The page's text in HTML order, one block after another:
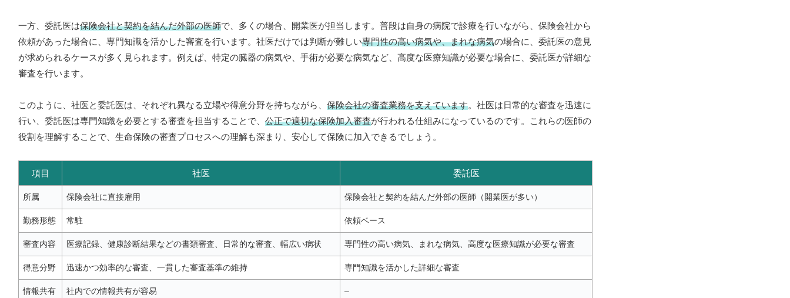
一方、委託医は保険会社と契約を結んだ外部の医師で、多くの場合、開業医が担当します。普段は自身の病院で診療を行いながら、保険会社から
依頼があった場合に、専門知識を活かした審査を行います。社医だけでは判断が難しい専門性の高い病気や、まれな病気の場合に、委託医の意見
が求められるケースが多く見られます。例えば、特定の臓器の病気や、手術が必要な病気など、高度な医療知識が必要な場合に、委託医が詳細な
審査を行います。
このように、社医と委託医は、それぞれ異なる立場や得意分野を持ちながら、 保険会社の審査業務を支えています。社医は日常的な審査を迅速に
行い、委託医は専門知識を必要とする審査を担当することで、 公正で適切な保険加入審査が行われる仕組みになっているのです。これらの医師の
役割を理解することで、生命保険の審査プロセスへの理解も深まり、安心して保険に加入できるでしょう。
項目 社医 委託医
所属 保険会社に直接雇用 保険会社と契約を結んだ外部の医師（開業医が多い）
勤務形態 常駐 依頼ベース
審査内容 医療記録、健康診断結果などの書類審査、日常的な審査、幅広い病状 専門性の高い病気、まれな病気、高度な医療知識が必要な審査
得意分野 迅速かつ効率的な審査、一貫した審査基準の維持 専門知識を活かした詳細な審査
情報共有 社内での情報共有が容易 –